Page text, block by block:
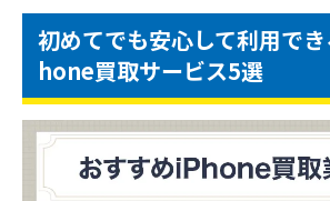
初めてでも安心して利用で
hone買取サービス5選